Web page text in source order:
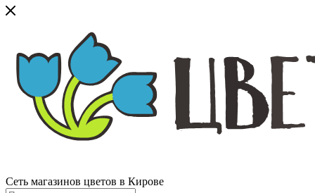
Сеть магазинов цветов в Кирове